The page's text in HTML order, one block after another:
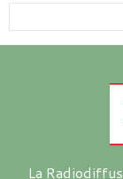
La